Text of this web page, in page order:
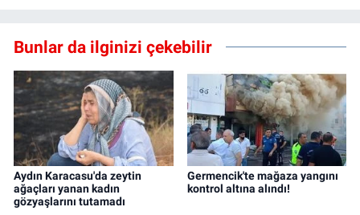
Bunlar da ilginizi çekebilir
Aydın Karacasu'da zeytin
ağaçları yanan kadın
gözyaşlarını tutamadı
Germencik'te mağaza yangını
kontrol altına alındı!